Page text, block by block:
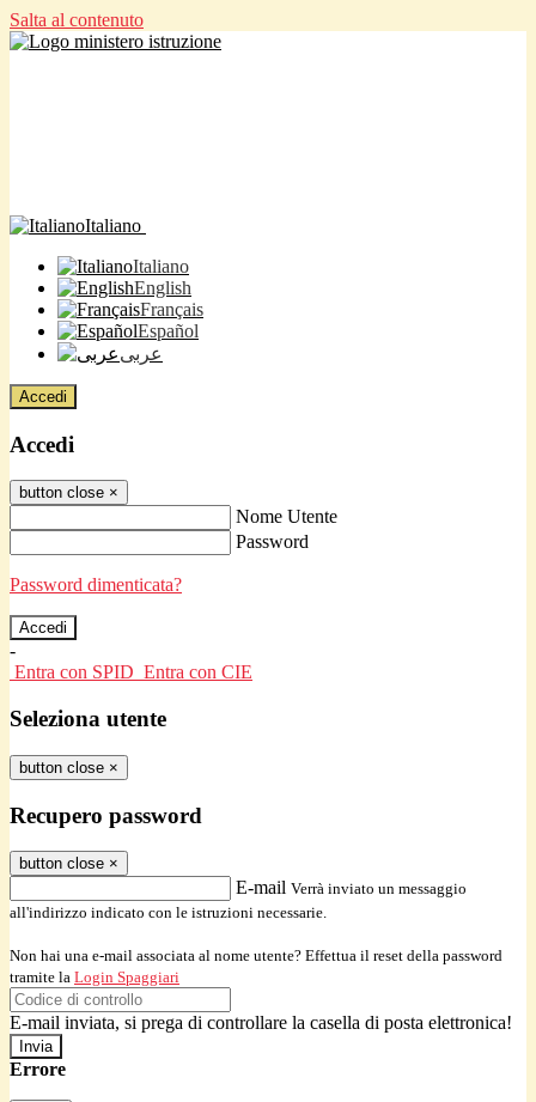
Salta al contenuto
Italiano
Italiano
English
Français
Español
عربى
Accedi
Accedi
button close ×
Nome Utente
Password
Password dimenticata?
-
Entra con SPID Entra con CIE
Seleziona utente
button close ×
Recupero password
button close ×
E-mail Verrà inviato un messaggio
all'indirizzo indicato con le istruzioni necessarie.
Non hai una e-mail associata al nome utente? Effettua il reset della password
tramite la Login Spaggiari
E-mail inviata, si prega di controllare la casella di posta elettronica!
Errore